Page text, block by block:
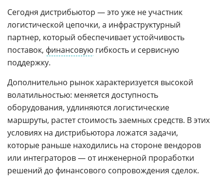
Сегодня дистрибьютор — это уже не участник
логистической цепочки, а инфраструктурный
партнер, который обеспечивает устойчивость
поставок, финансовую гибкость и сервисную
поддержку.
Дополнительно рынок характеризуется высокой
волатильностью: меняется доступность
оборудования, удлиняются логистические
маршруты, растет стоимость заемных средств. В этих
условиях на дистрибьютора ложатся задачи,
которые раньше находились на стороне вендоров
или интеграторов — от инженерной проработки
решений до финансового сопровождения сделок.